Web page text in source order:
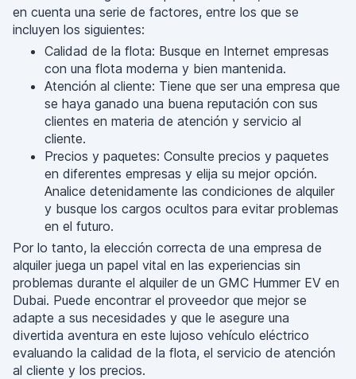
en cuenta una serie de factores, entre los que se
incluyen los siguientes:
Calidad de la flota: Busque en Internet empresas
con una flota moderna y bien mantenida.
Atención al cliente: Tiene que ser una empresa que
se haya ganado una buena reputación con sus
clientes en materia de atención y servicio al
cliente.
Precios y paquetes: Consulte precios y paquetes
en diferentes empresas y elija su mejor opción.
Analice detenidamente las condiciones de alquiler
y busque los cargos ocultos para evitar problemas
en el futuro.
Por lo tanto, la elección correcta de una empresa de
alquiler juega un papel vital en las experiencias sin
problemas durante el alquiler de un GMC Hummer EV en
Dubai. Puede encontrar el proveedor que mejor se
adapte a sus necesidades y que le asegure una
divertida aventura en este lujoso vehículo eléctrico
evaluando la calidad de la flota, el servicio de atención
al cliente y los precios.